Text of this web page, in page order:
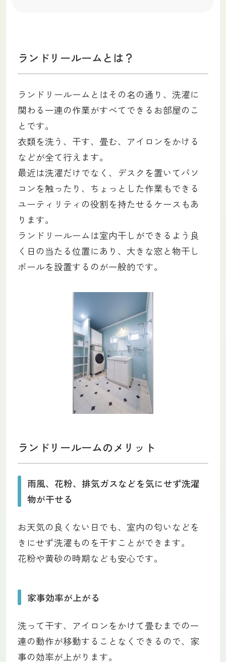
ランドリールームとは？
ランドリールームとはその名の通り、洗濯に
関わる一連の作業がすべてできるお部屋のこ
とです。
衣類を洗う、干す、畳む、アイロンをかける
などが全て行えます。
最近は洗濯だけでなく、デスクを置いてパソ
コンを触ったり、ちょっとした作業もできる
ユーティリティの役割を持たせるケースもあ
ります。
ランドリールームは室内干しができるよう良
く日の当たる位置にあり、大きな窓と物干し
ポールを設置するのが一般的です。
ランドリールームのメリット
雨風、花粉、排気ガスなどを気にせず洗濯
物が干せる
お天気の良くない日でも、室内の匂いなどを
きにせず洗濯ものを干すことができます。
花粉や黄砂の時期なども安心です。
家事効率が上がる
洗って干す、アイロンをかけて畳むまでの一
連の動作が移動することなくできるので、家
事の効率が上がります。